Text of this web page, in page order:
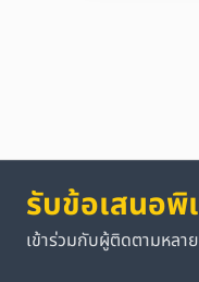
รับข้อเสนอพิ
เข้าร่วมกับผู้ติดตามหล